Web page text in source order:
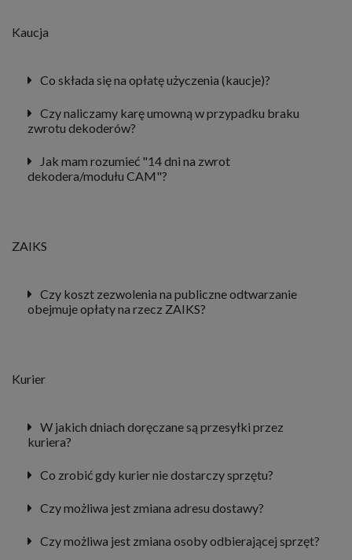
Kaucja
Co składa się na opłatę użyczenia (kaucje)?
Czy naliczamy karę umowną w przypadku braku
zwrotu dekoderów?
Jak mam rozumieć "14 dni na zwrot
dekodera/modułu CAM"?
ZAIKS
Czy koszt zezwolenia na publiczne odtwarzanie
obejmuje opłaty na rzecz ZAIKS?
Kurier
W jakich dniach doręczane są przesyłki przez
kuriera?
Co zrobić gdy kurier nie dostarczy sprzętu?
Czy możliwa jest zmiana adresu dostawy?
Czy możliwa jest zmiana osoby odbierającej sprzęt?